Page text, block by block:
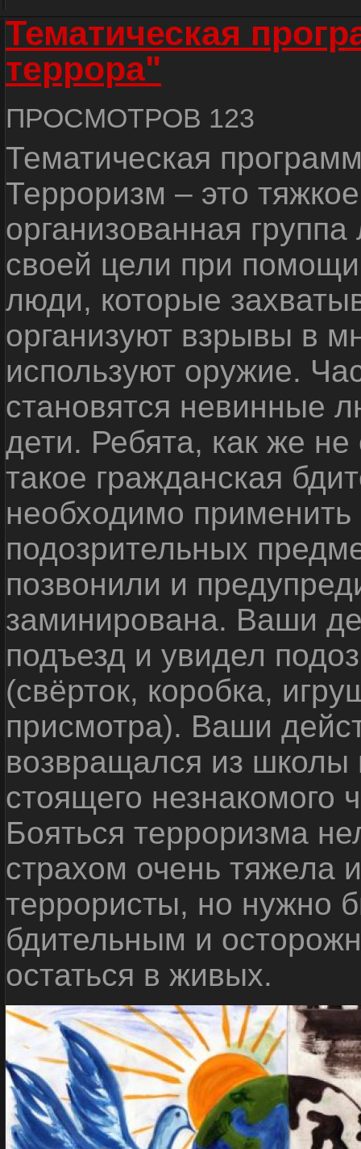
Тематическая
террора"
ПРОСМОТРОВ 123
Тематическая
Терроризм – это
организованная
своей цели при
люди, которые
организуют взрывы в
используют оружие.
становятся невинные
дети. Ребята, как же не
такое гражданская
необходимо
подозрительных
позвонили и
заминирована. Ваши
подъезд и увидел
(свёрток, коробка,
присмотра). Ваши
возвращался из школы
стоящего незнакомого
Бояться терроризма
страхом очень тяжела
террористы, но нужно
бдительным и
остаться в живых.